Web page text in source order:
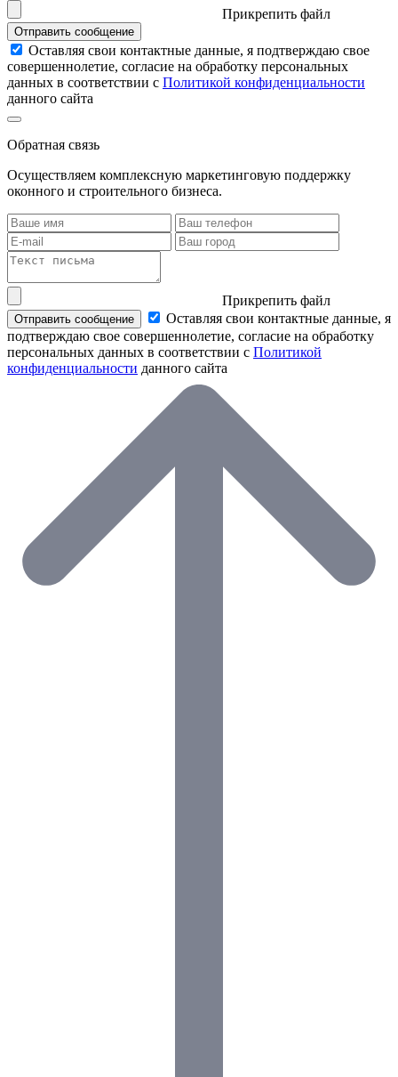
Прикрепить файл
Отправить сообщение
Оставляя свои контактные данные, я подтверждаю свое
совершеннолетие, согласие на обработку персональных
данных в соответствии с Политикой конфиденциальности
данного сайта
Обратная связь
Осуществляем комплексную маркетинговую поддержку
оконного и строительного бизнеса.
Прикрепить файл
Отправить сообщение
Оставляя свои контактные данные, я
подтверждаю свое совершеннолетие, согласие на обработку
персональных данных в соответствии с Политикой
конфиденциальности данного сайта